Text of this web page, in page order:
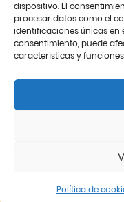
dispositivo. El
procesar datos como el
identificaciones únicas en
consentimiento, puede
características y
Política de
ENVIAR